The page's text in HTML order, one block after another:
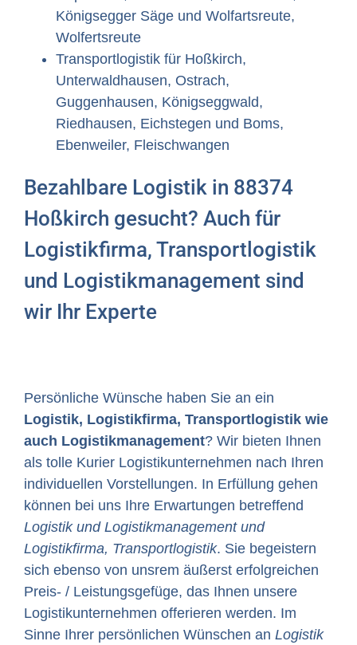
Königsegger Säge und Wolfartsreute,
Wolfertsreute
Transportlogistik für Hoßkirch,
Unterwaldhausen, Ostrach,
Guggenhausen, Königseggwald,
Riedhausen, Eichstegen und Boms,
Ebenweiler, Fleischwangen
Bezahlbare Logistik in 88374
Hoßkirch gesucht? Auch für
Logistikfirma, Transportlogistik
und Logistikmanagement sind
wir Ihr Experte
Persönliche Wünsche haben Sie an ein
Logistik, Logistikfirma, Transportlogistik wie
auch Logistikmanagement? Wir bieten Ihnen
als tolle Kurier Logistikunternehmen nach Ihren
individuellen Vorstellungen. In Erfüllung gehen
können bei uns Ihre Erwartungen betreffend
Logistik und Logistikmanagement und
Logistikfirma, Transportlogistik. Sie begeistern
sich ebenso von unsrem äußerst erfolgreichen
Preis- / Leistungsgefüge, das Ihnen unsere
Logistikunternehmen offerieren werden. Im
Sinne Ihrer persönlichen Wünschen an Logistik